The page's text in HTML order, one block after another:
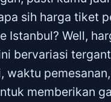
sih harga tiket
Istanbul? Well,
bervariasi
waktu
memberikan